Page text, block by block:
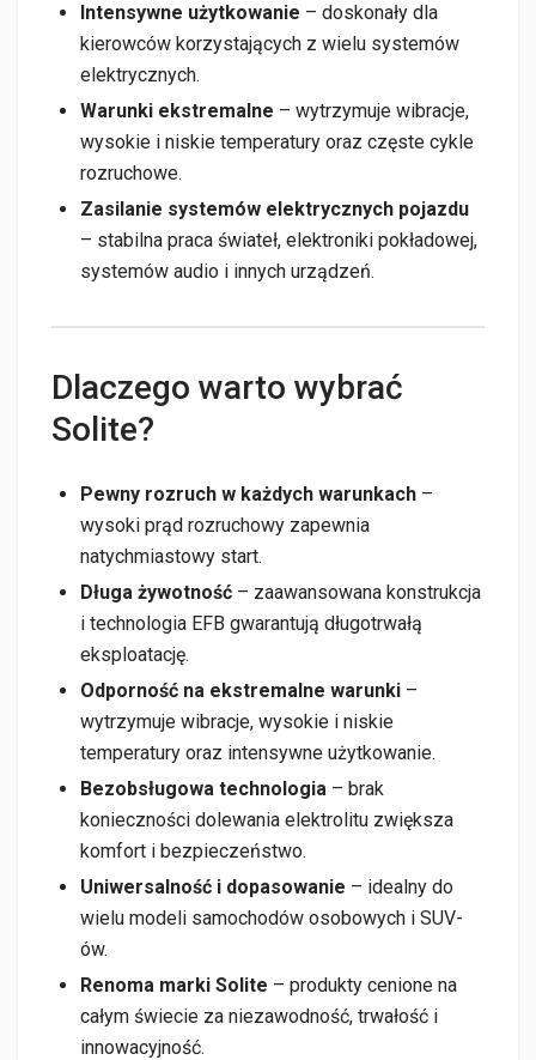
Intensywne użytkowanie – doskonały dla
kierowców korzystających z wielu systemów
elektrycznych.
Warunki ekstremalne – wytrzymuje wibracje,
wysokie i niskie temperatury oraz częste cykle
rozruchowe.
Zasilanie systemów elektrycznych pojazdu
– stabilna praca świateł, elektroniki pokładowej,
systemów audio i innych urządzeń.
Dlaczego warto wybrać
Solite?
Pewny rozruch w każdych warunkach –
wysoki prąd rozruchowy zapewnia
natychmiastowy start.
Długa żywotność – zaawansowana konstrukcja
i technologia EFB gwarantują długotrwałą
eksploatację.
Odporność na ekstremalne warunki –
wytrzymuje wibracje, wysokie i niskie
temperatury oraz intensywne użytkowanie.
Bezobsługowa technologia – brak
konieczności dolewania elektrolitu zwiększa
komfort i bezpieczeństwo.
Uniwersalność i dopasowanie – idealny do
wielu modeli samochodów osobowych i SUV-
ów.
Renoma marki Solite – produkty cenione na
całym świecie za niezawodność, trwałość i
innowacyjność.